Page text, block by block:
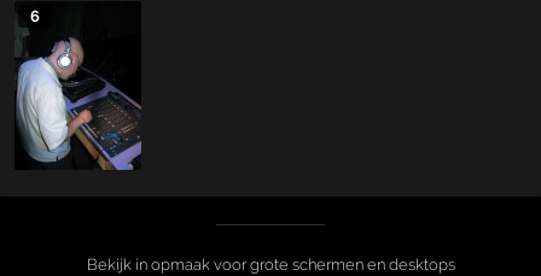
6
Bekijk in opmaak voor grote schermen en desktops